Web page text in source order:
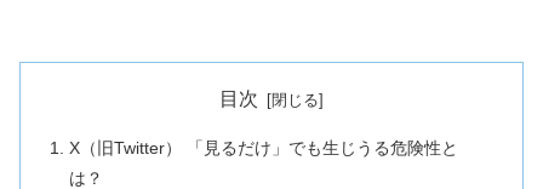
目次
X（旧Twitter） 「見るだけ」でも生じうる危険性と
は？